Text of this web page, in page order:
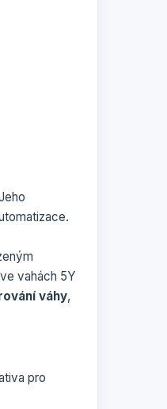
ve vahách 5Y
váhy,
pro